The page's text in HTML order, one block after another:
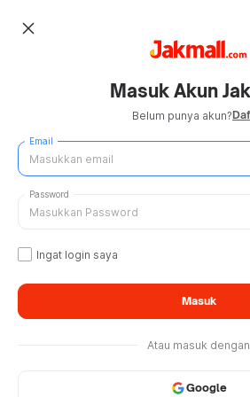
close
Masuk Akun
Belum punya akun?
Email
Password
Ingat login saya
Masuk
Atau masuk dengan
Google